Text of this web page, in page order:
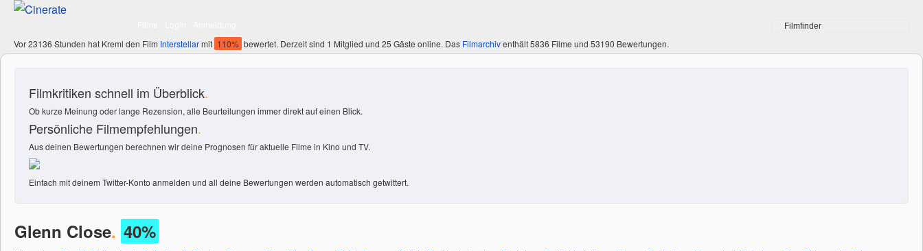
Vor 23136 Stunden hat Kreml den Film Interstellarmit 110% bewertet. Derzeit sind 1 Mitglied und 25 Gäste online. Das Filmarchiventhält 5836 Filme und 53190 Bewertungen.
Filmkritiken schnell im Überblick.
Ob kurze Meinung oder lange Rezension, alle Beurteilungen immer direkt auf einen Blick.
Persönliche Filmempfehlungen.
Aus deinen Bewertungen berechnen wir deine Prognosen für aktuelle Filme in Kino und TV.
Einfach mit deinem Twitter-Konto anmelden und all deine Bewertungen werden automatisch getwittert.
Glenn Close. 40%